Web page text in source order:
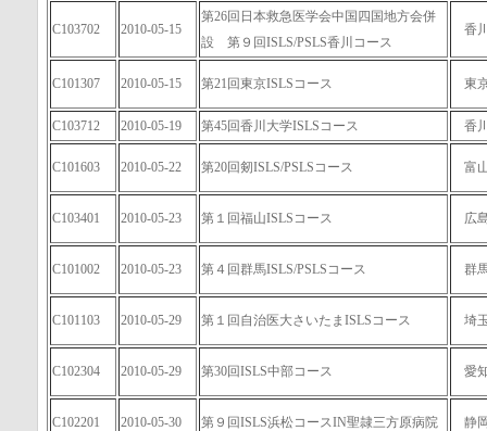
C103702 2010-05-15
第26回日本救急医学会中国四国地方会併
設 第９回ISLS/PSLS香川コース
香
C101307 2010-05-15 第21回東京ISLSコース 東
C103712 2010-05-19 第45回香川大学ISLSコース 香
C101603 2010-05-22 第20回剱ISLS/PSLSコース 富
C103401 2010-05-23 第１回福山ISLSコース 広
C101002 2010-05-23 第４回群馬ISLS/PSLSコース 群
C101103 2010-05-29 第１回自治医大さいたまISLSコース 埼
C102304 2010-05-29 第30回ISLS中部コース 愛
C102201 2010-05-30 第９回ISLS浜松コースIN聖隷三方原病院 静